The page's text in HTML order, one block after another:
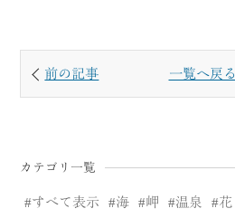
前の記事 一覧へ戻る
カテゴリ一覧
すべて表示 海 岬 温泉 花